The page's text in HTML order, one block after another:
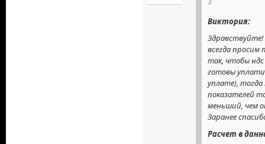
Виктория:
Здравствуйте!
всегда
так, чтобы
готовы
уплате),
показателей
меньший, чем
Заранее
Расчет в